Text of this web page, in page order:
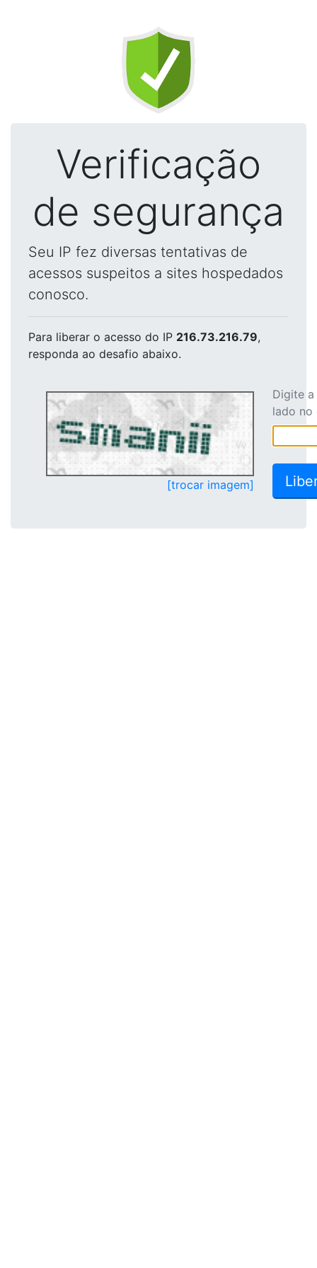
Verificação
de segurança
Seu IP fez diversas tentativas de
acessos suspeitos a sites hospedados
conosco.
Para liberar o acesso do IP 216.73.216.79,
responda ao desafio abaixo.
[trocar imagem]
Digite
lado no